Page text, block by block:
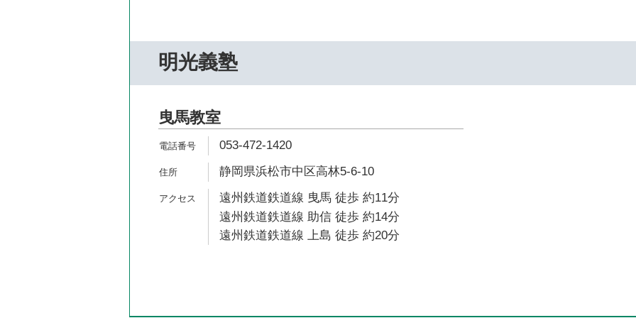
明光義塾
曳馬教室
053-472-1420
静岡県浜松市中区高林5-6-10
遠州鉄道鉄道線 曳馬 徒歩 約11分
遠州鉄道鉄道線 助信 徒歩 約14分
遠州鉄道鉄道線 上島 徒歩 約20分